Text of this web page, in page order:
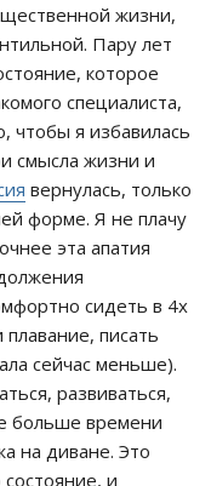
жизни,
Пару лет
которое
специалиста,
чтобы я избавилась
смысла жизни и
вернулась, только
форме. Я не плачу
эта апатия
сидеть в 4х
писать
сейчас меньше).
развиваться,
больше времени
на диване. Это
и